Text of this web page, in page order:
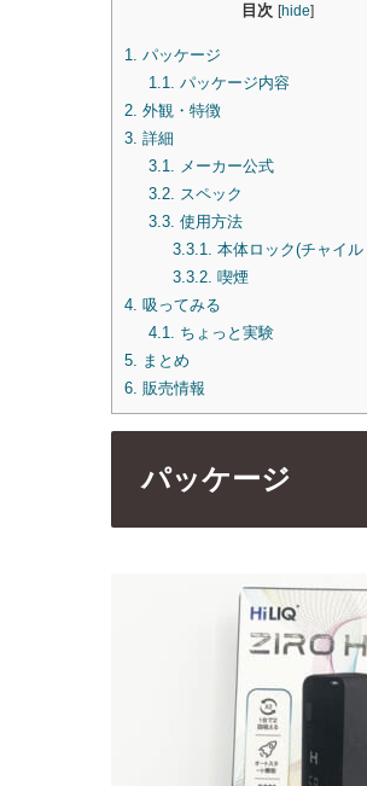
目次 [hide]
1.
パッケージ
1.1.
パッケージ内容
2. 外観・特徴
3. 詳細
3.1.
メーカー公式
3.2.
スペック
3.3. 使用方法
3.3.1.
本体ロック(チャイ
3.3.2. 喫煙
4. 吸ってみる
4.1.
ちょっと実験
5.
まとめ
6. 販売情報
パッケージ